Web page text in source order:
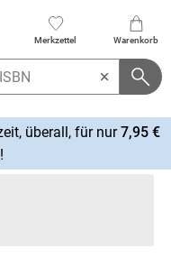
Merkzettel Warenkorb
überall, für nur7,95 €
!